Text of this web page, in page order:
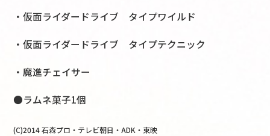
・仮面ライダードライブ タイプワイルド
・仮面ライダードライブ タイプテクニック
・魔進チェイサー
●ラムネ菓子1個
(C)2014 石森プロ・テレビ朝日・ADK・東映